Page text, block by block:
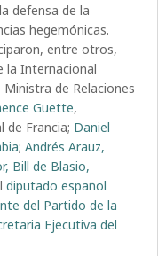
defensa de la
hegemónicas.
entre otros,
la Internacional
Ministra de Relaciones
Guette,
de Francia; Daniel
;Andrés Arauz,
Bill de Blasio,
diputado español
del Partido de la
Ejecutiva del